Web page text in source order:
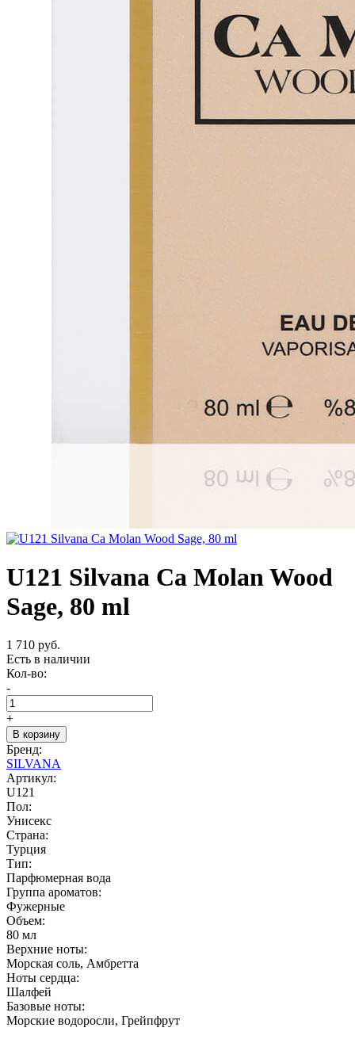
U121 Silvana Ca Molan Wood
Sage, 80 ml
1 710 руб.
Есть в наличии
Кол-во:
-
+
В корзину
Бренд:
SILVANA
Артикул:
U121
Пол:
Унисекс
Страна:
Турция
Тип:
Парфюмерная вода
Группа ароматов:
Фужерные
Объем:
80 мл
Верхние ноты:
Морская соль, Амбретта
Ноты сердца:
Шалфей
Базовые ноты:
Морские водоросли, Грейпфрут